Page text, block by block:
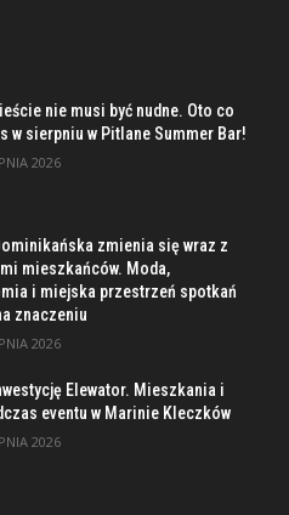
nie musi być nudne. Oto co
w sierpniu w Pitlane Summer Bar!
2026
zmienia się wraz z
mieszkańców. Moda,
i miejska przestrzeń spotkań
znaczeniu
2026
Elewator. Mieszkania i
eventu w Marinie Kleczków
2026